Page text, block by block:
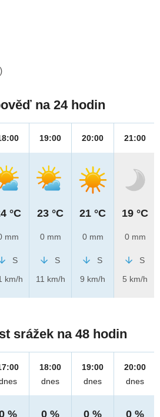
)
na 24 hodin
°C
mm
S
km/h
19:00
23 °C
0 mm
S
11 km/h
20:00
21 °C
0 mm
S
9 km/h
21:00
19 °C
0 mm
S
5 km/h
srážek na 48 hodin
%
18:00
dnes
0 %
19:00
dnes
0 %
20:00
dnes
0 %